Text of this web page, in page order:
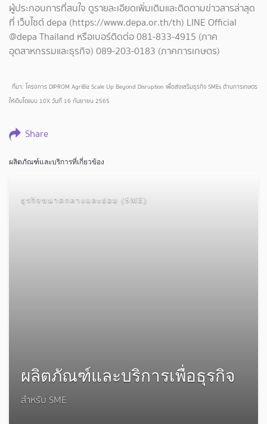
ผู้ประกอบการที่สนใจ ดูรายละเอียดเพิ่มเติมและติดตามข่าวสารล่าสุด
ที่ เว็บไซต์ depa (https://www.depa.or.th/th) LINE Official
@depa Thailand หรือเบอร์ติดต่อ 081-833-4915 (ภาค
อุตสาหกรรมและธุรกิจ) 089-203-0183 (ภาคการเกษตร)
ที่มา: โครงการ DIPROM AgriBiz Scale Up Beyond Disruption เพื่อส่งเสริมธุรกิจ SMEs ด้านการเกษตร
ให้เติบโตแบบ 10X วันที่ 16 กันยายน 2565
Share
ผลิตภัณฑ์และบริการที่เกี่ยวข้อง
ธุรกิจขนาดกลางและย่อม (SME)
ผลิตภัณฑ์และบริการเพื่อธุรกิจ
สำหรับ SME